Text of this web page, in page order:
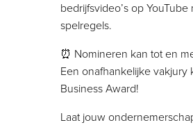
bedrijfsvideo’s op
spelregels.
⏰ Nomineren kan tot en
Een onafhankelijke vakjury
Business Award!
Laat jouw